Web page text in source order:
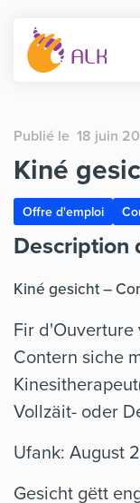
Publié le 18 juin
Kiné
Offre d'emploi
Description
Kiné gesicht –
Fir d'Ouverture
Contern siche
Vollzäit- oder
Ufank: August
Gesicht gëtt